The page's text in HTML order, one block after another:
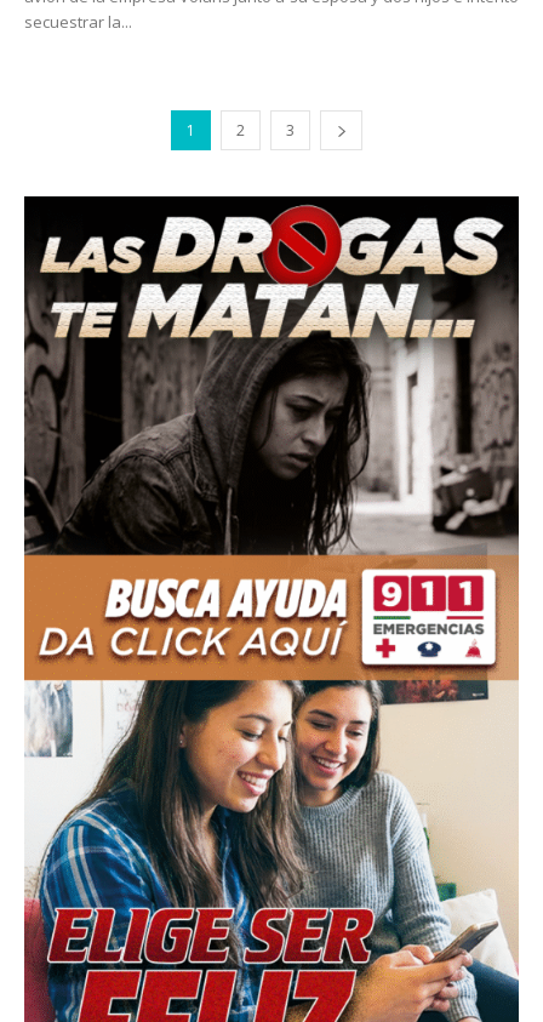
secuestrar la...
1 2 3